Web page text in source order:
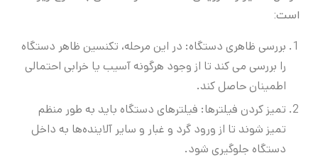
است:
بررسی ظاهری دستگاه: در این مرحله، تکنسین ظاهر دستگاه
را بررسی می کند تا از وجود هرگونه آسیب یا خرابی احتمالی
اطمینان حاصل کند.
تمیز کردن فیلترها: فیلترهای دستگاه باید به طور منظم
تمیز شوند تا از ورود گرد و غبار و سایر آلاینده‌ها به داخل
دستگاه جلوگیری شود.